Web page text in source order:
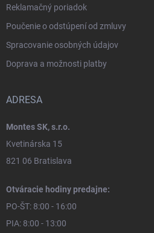
Reklamačný poriadok
Poučenie o odstúpení od zmluvy
Spracovanie osobných údajov
Doprava a možnosti platby
ADRESA
Montes SK, s.r.o.
Kvetinárska 15
821 06 Bratislava
Otváracie hodiny predajne:
PO-ŠT: 8:00 - 16:00
PIA: 8:00 - 13:00